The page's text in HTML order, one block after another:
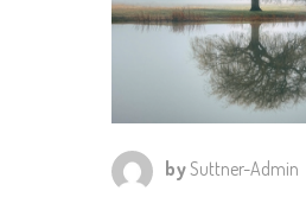
bySuttner-Admin